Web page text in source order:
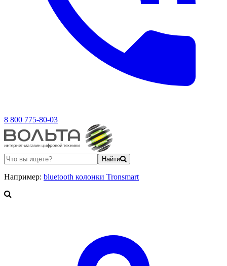
8 800 775-80-03
Найти
Например: bluetooth колонки Tronsmart